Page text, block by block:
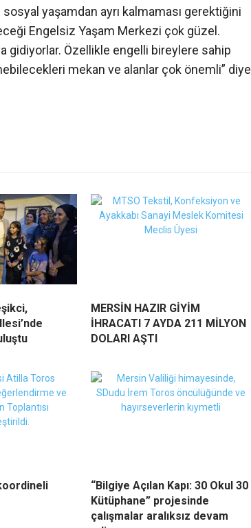
yaşamdan ayrı kalmaması gerektiğini
Engelsiz Yaşam Merkezi çok güzel.
gidiyorlar. Özellikle engelli bireylere sahip
mekan ve alanlar çok önemli” diye
MERSİN HAZIR GİYİM
İHRACATI 7 AYDA 211 MİLYON
DOLARI AŞTI
“Bilgiye Açılan Kapı: 30 Okul 30
Kütüphane” projesinde
çalışmalar aralıksız devam